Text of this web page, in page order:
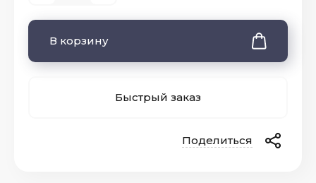
В корзину
Быстрый заказ
Поделиться